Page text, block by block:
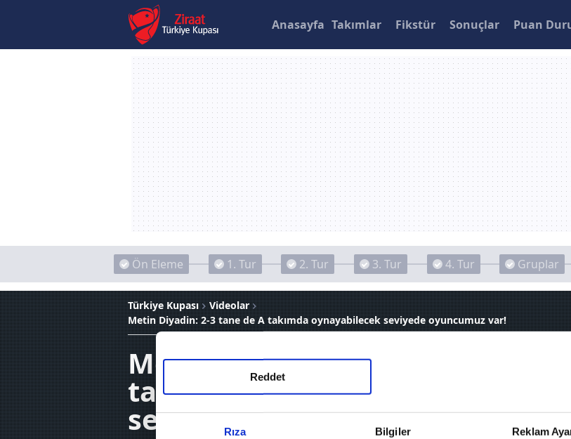
Rıza Bilgiler Reklam
Reddet
Anasayfa Takımlar Fikstür Sonuçlar Puan
Ön Eleme 1. Tur 2. Tur 3. Tur 4. Tur Gruplar
Türkiye Kupası
Videolar
Metin Diyadin: 2-3 tane de A takımda oynayabilecek seviyede oyuncumuz var!
Metin Diyadin: 2-3 tane de A
takımda oynayabilecek
seviyede oyuncumuz var!